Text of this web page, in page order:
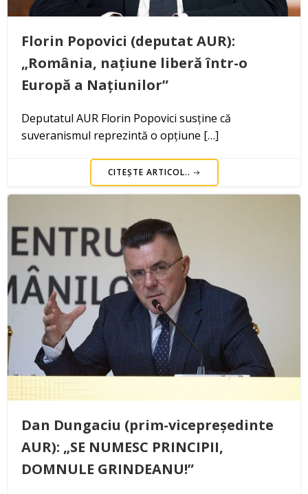
Florin Popovici (deputat AUR):
„România, națiune liberă într-o
Europă a Națiunilor”
Deputatul AUR Florin Popovici susține că
suveranismul reprezintă o opțiune […]
CITEȘTE ARTICOL..
Dan Dungaciu (prim-vicepreședinte
AUR): „SE NUMESC PRINCIPII,
DOMNULE GRINDEANU!”